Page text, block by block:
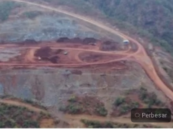
Perbesar